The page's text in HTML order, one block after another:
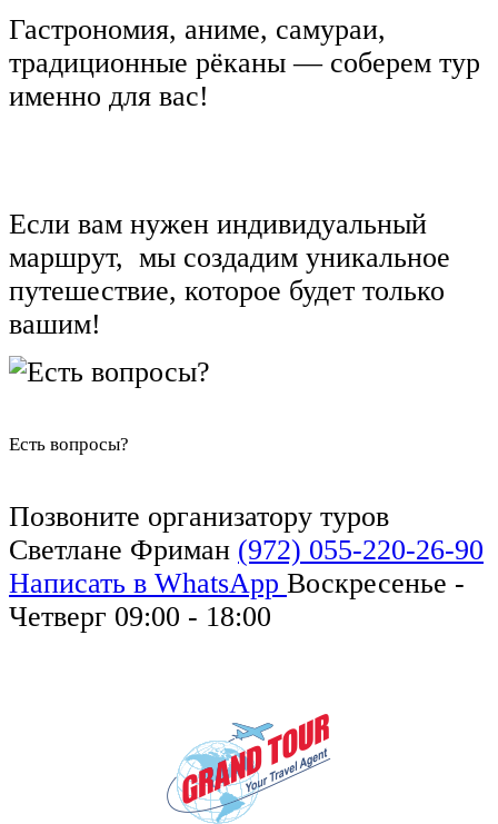
Гастрономия, аниме, самураи,
традиционные рёканы — соберем тур
именно для вас!
Если вам нужен индивидуальный
маршрут, мы создадим уникальное
путешествие, которое будет только
вашим!
Есть вопросы?
Позвоните организатору туров
Светлане Фриман (972) 055-220-26-90
Написать в WhatsApp Воскресенье -
Четверг 09:00 - 18:00